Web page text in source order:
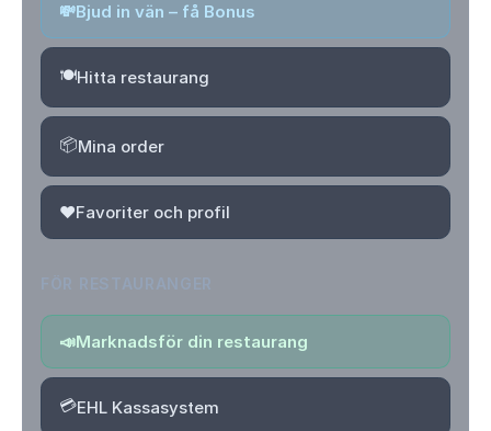
💸Bjud in vän – få Bonus
🍽️Hitta restaurang
📦Mina order
❤️Favoriter och profil
📣Marknadsför din restaurang
💳EHL Kassasystem